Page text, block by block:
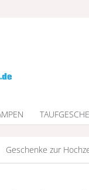
Geschenke zur